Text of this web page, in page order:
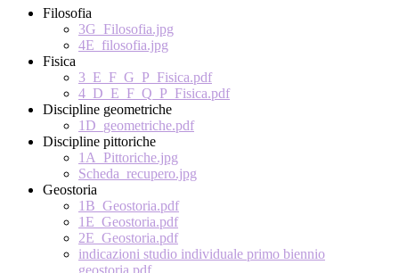
Filosofia
3G_Filosofia.jpg
4E_filosofia.jpg
Fisica
3_E_F_G_P_Fisica.pdf
4_D_E_F_Q_P_Fisica.pdf
Discipline geometriche
1D_geometriche.pdf
Discipline pittoriche
1A_Pittoriche.jpg
Scheda_recupero.jpg
Geostoria
1B_Geostoria.pdf
1E_Geostoria.pdf
2E_Geostoria.pdf
indicazioni studio individuale primo biennio
geostoria.pdf